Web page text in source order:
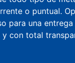
o puntual.
para una
con total